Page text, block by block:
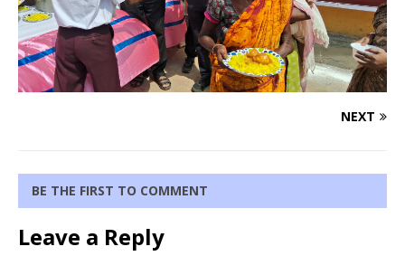
NEXT
BE THE FIRST TO COMMENT
Leave a Reply